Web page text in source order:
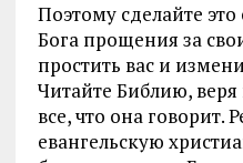
Поэтому сделайте
Бога прощения за
простить вас и
Читайте Библию, веря
все, что она говорит.
евангельскую